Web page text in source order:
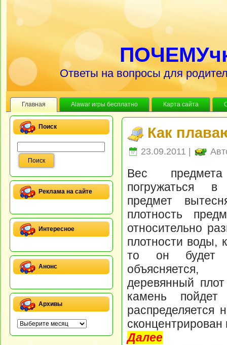
Ответы на вопросы для
Главная Alawar игры бесплатно Карта сайта
Поиск
Реклама на сайте
Интересное
Анонс
Архивы
Как
23.09.2011 |
Вес
погружаться
предмет
плотность
относительно
плотности воды,
то он будет
деревянный
камень
распределяется
Далее